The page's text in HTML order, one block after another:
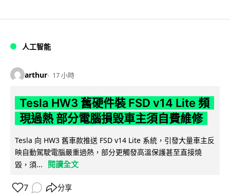
人工智能
arthur 17 小時
Tesla HW3 舊硬件裝 FSD v14 Lite 頻
現過熱 部分電腦損毀車主須自費維修
Tesla 向 HW3 舊車款推送 FSD v14 Lite 系統，引發大量車主反
映自動駕駛電腦嚴重過熱，部分更觸發高溫保護甚至直接燒
毀，須...
閱讀全文
7 分享